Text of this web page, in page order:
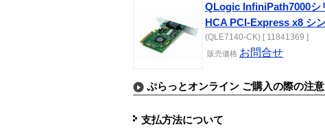
QLogic InfiniPath7000シ
HCA PCI-Express x8 シ
(QLE7140-CK) [ 11841369 ]
販売価格 お問合せ
ぷらっとオンライン ご購入の際の注
支払方法について